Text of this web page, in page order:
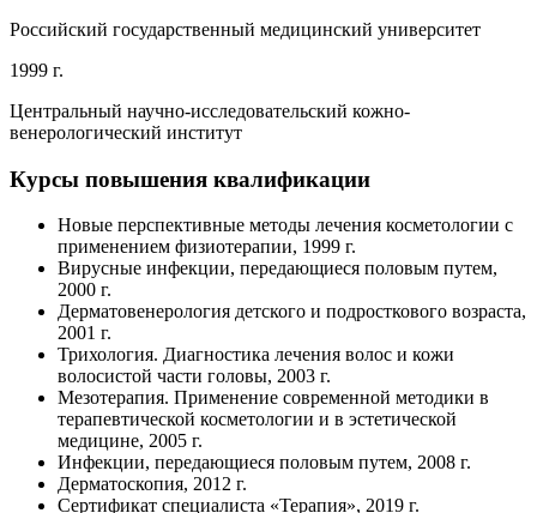
Российский государственный медицинский университет
1999 г.
Центральный научно-исследовательский кожно-
венерологический институт
Курсы повышения квалификации
Новые перспективные методы лечения косметологии с
применением физиотерапии, 1999 г.
Вирусные инфекции, передающиеся половым путем,
2000 г.
Дерматовенерология детского и подросткового возраста,
2001 г.
Трихология. Диагностика лечения волос и кожи
волосистой части головы, 2003 г.
Мезотерапия. Применение современной методики в
терапевтической косметологии и в эстетической
медицине, 2005 г.
Инфекции, передающиеся половым путем, 2008 г.
Дерматоскопия, 2012 г.
Сертификат специалиста «Терапия», 2019 г.